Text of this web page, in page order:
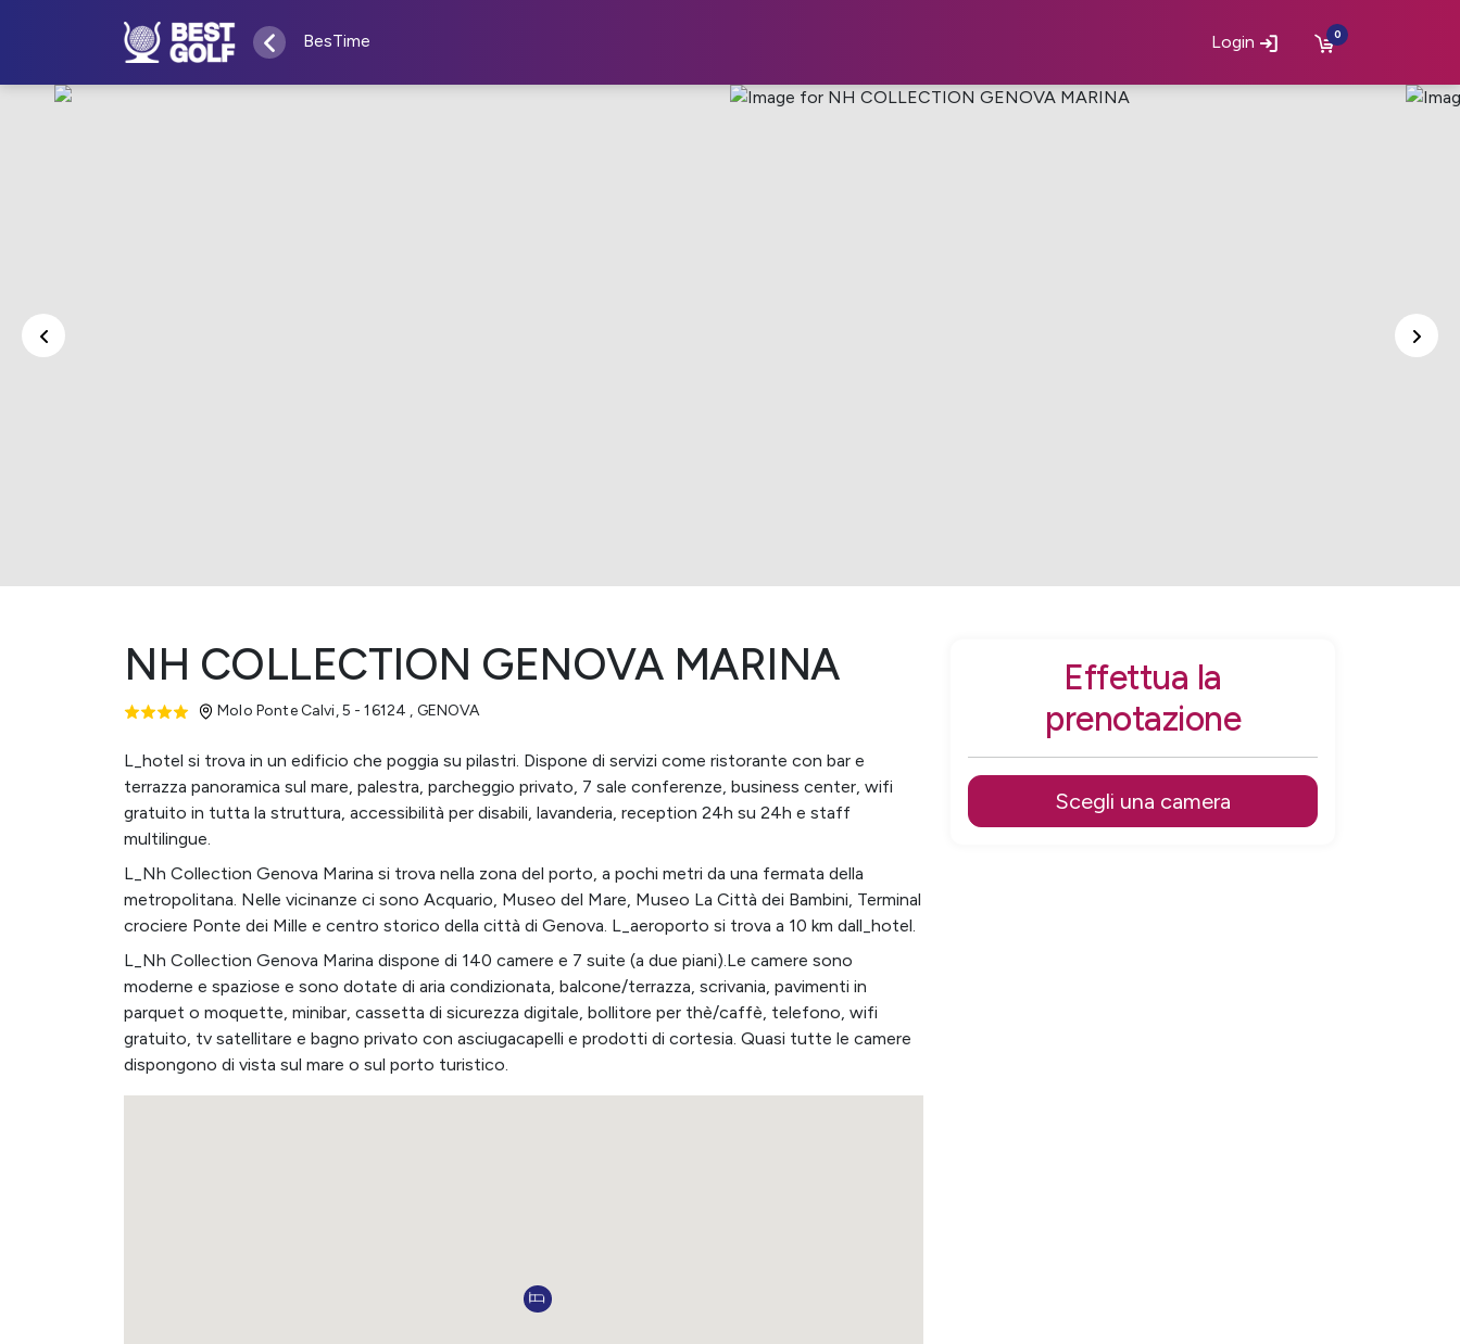
BesTime Login 0
NH COLLECTION GENOVA MARINA
Molo Ponte Calvi, 5 - 16124 , GENOVA
L_hotel si trova in un edificio che poggia su pilastri. Dispone di servizi come ristorante con bar e
terrazza panoramica sul mare, palestra, parcheggio privato, 7 sale conferenze, business center, wifi
gratuito in tutta la struttura, accessibilità per disabili, lavanderia, reception 24h su 24h e staff
multilingue.
L_Nh Collection Genova Marina si trova nella zona del porto, a pochi metri da una fermata della
metropolitana. Nelle vicinanze ci sono Acquario, Museo del Mare, Museo La Città dei Bambini, Terminal
crociere Ponte dei Mille e centro storico della città di Genova. L_aeroporto si trova a 10 km dall_hotel.
L_Nh Collection Genova Marina dispone di 140 camere e 7 suite (a due piani).Le camere sono
moderne e spaziose e sono dotate di aria condizionata, balcone/terrazza, scrivania, pavimenti in
parquet o moquette, minibar, cassetta di sicurezza digitale, bollitore per thè/caffè, telefono, wifi
gratuito, tv satellitare e bagno privato con asciugacapelli e prodotti di cortesia. Quasi tutte le camere
dispongono di vista sul mare o sul porto turistico.
Effettua la
prenotazione
Scegli una camera